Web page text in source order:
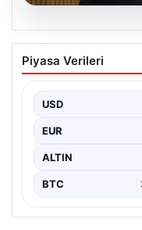
05.08.2026
Kılıçdaroğlu:
vermekten de
de çekinmeyiz”,
(CHP)…
Piyasa Verileri
USD
EUR
ALTIN
BTC